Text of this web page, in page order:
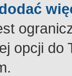
opcji